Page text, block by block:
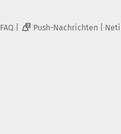
FAQ 2 Push-Nachrichten